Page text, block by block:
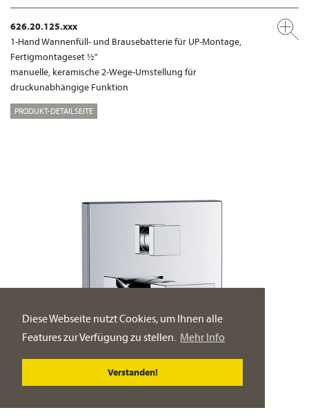
Diese Webseite nutzt Cookies, um Ihnen alle
Features zur Verfügung zu stellen. Mehr Info
Verstanden!
626.20.125.xxx
1-Hand Wannenfüll- und Brausebatterie für UP-Montage,
Fertigmontageset ½"
manuelle, keramische 2-Wege-Umstellung für
druckunabhängige Funktion
PRODUKT-DETAILSEITE